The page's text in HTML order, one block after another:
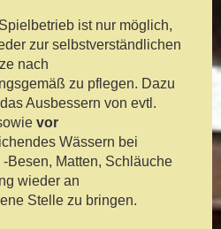
ist nur möglich,
zur selbstverständlichen
nach
zu pflegen. Dazu
Ausbessern von evtl.
vor
Wässern bei
Besen, Matten, Schläuche
wieder an
Stelle zu bringen.